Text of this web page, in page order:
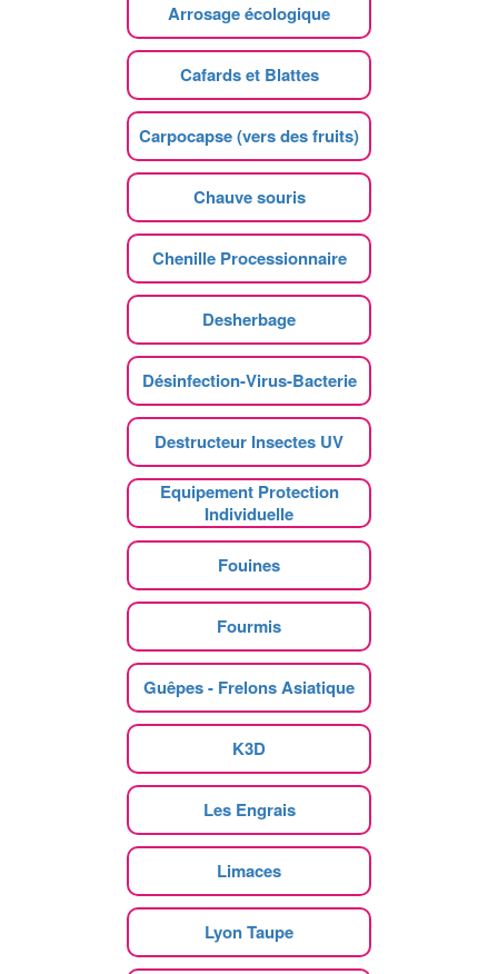
Arrosage écologique
Cafards et Blattes
Carpocapse (vers des fruits)
Chauve souris
Chenille Processionnaire
Desherbage
Désinfection-Virus-Bacterie
Destructeur Insectes UV
Equipement Protection
Individuelle
Fouines
Fourmis
Guêpes - Frelons Asiatique
K3D
Les Engrais
Limaces
Lyon Taupe